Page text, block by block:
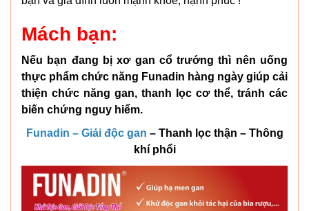
Mách bạn:
Nếu bạn đang bị xơ gan cổ trướng thì nên uống
thực phẩm chức năng Funadin hàng ngày giúp cải
thiện chức năng gan, thanh lọc cơ thể, tránh các
biến chứng nguy hiểm.
Funadin – Giải độc gan – Thanh lọc thận – Thông
khí phổi